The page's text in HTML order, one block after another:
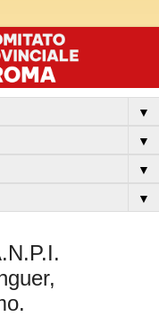
▼
▼
▼
▼